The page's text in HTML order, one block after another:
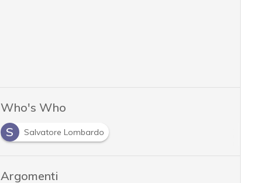
Who's Who
S
Salvatore Lombardo
Argomenti